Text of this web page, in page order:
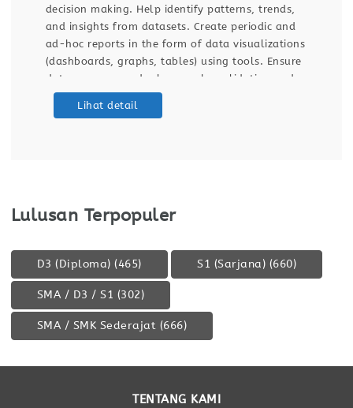
decision making. Help identify patterns, trends,
and insights from datasets. Create periodic and
ad-hoc reports in the form of data visualizations
(dashboards, graphs, tables) using tools. Ensure
data accuracy and relevance by validating and
maintaining databases and dashboards. Support
ETL (Extract, Transform, Load) processes for data
Lihat detail
Lulusan Terpopuler
D3 (Diploma) (465) S1 (Sarjana) (660)
SMA / D3 / S1 (302)
SMA / SMK Sederajat (666)
TENTANG KAMI